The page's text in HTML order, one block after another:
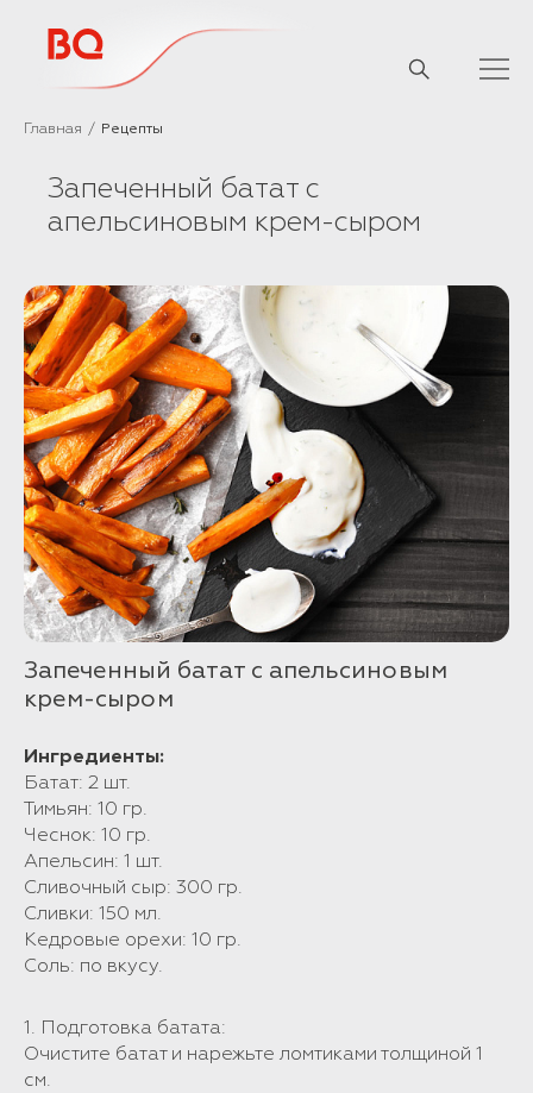
Главная Рецепты
Запеченный батат с
апельсиновым крем-сыром
Запеченный батат с апельсиновым
крем-сыром
Ингредиенты:
Батат: 2 шт.
Тимьян: 10 гр.
Чеснок: 10 гр.
Апельсин: 1 шт.
Сливочный сыр: 300 гр.
Сливки: 150 мл.
Кедровые орехи: 10 гр.
Соль: по вкусу.
1. Подготовка батата:
Очистите батат и нарежьте ломтиками толщиной 1
см.